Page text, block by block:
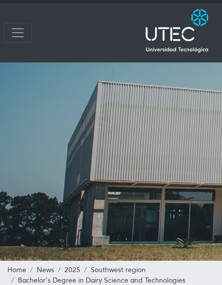
Home News 2025
Southwest region
Bachelor's Degree in Dairy Science and Technologies